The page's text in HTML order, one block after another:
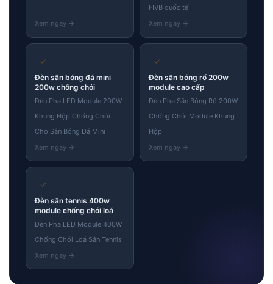
FIVB quốc tế
✓
Đèn sân bóng đá mini
200w chống chói
Đèn Pha LED Module 200W
Khung Hộp Chống Chói
Cho Sân Bóng Đá Mini
✓
Đèn sân bóng rổ 200w
module cao cấp
Đèn Pha Sân Bóng Rổ 200W
Chống Chói Module Khung
Hộp
✓
Đèn sân tennis 400w
module chống chói loá
Đèn Pha LED Module 400W
Chống Chói Loá Sân Tennis